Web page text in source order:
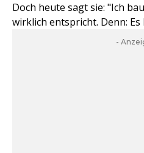
Doch heute sagt sie: "Ich
wirklich entspricht. Denn:
-